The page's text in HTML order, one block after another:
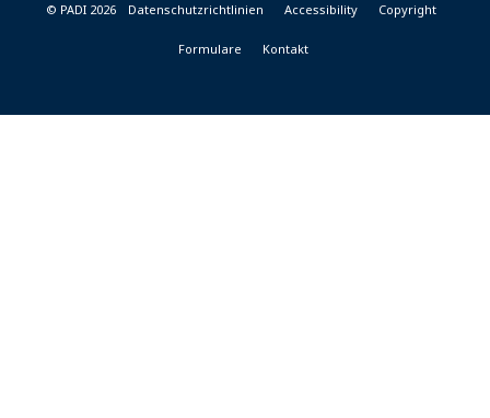
© PADI 2026 Datenschutzrichtlinien Accessibility Copyright
Formulare Kontakt